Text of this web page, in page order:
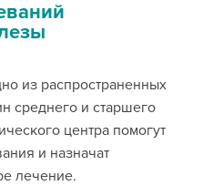
из распространенных
среднего и старшего
центра помогут
и назначат
лечение.